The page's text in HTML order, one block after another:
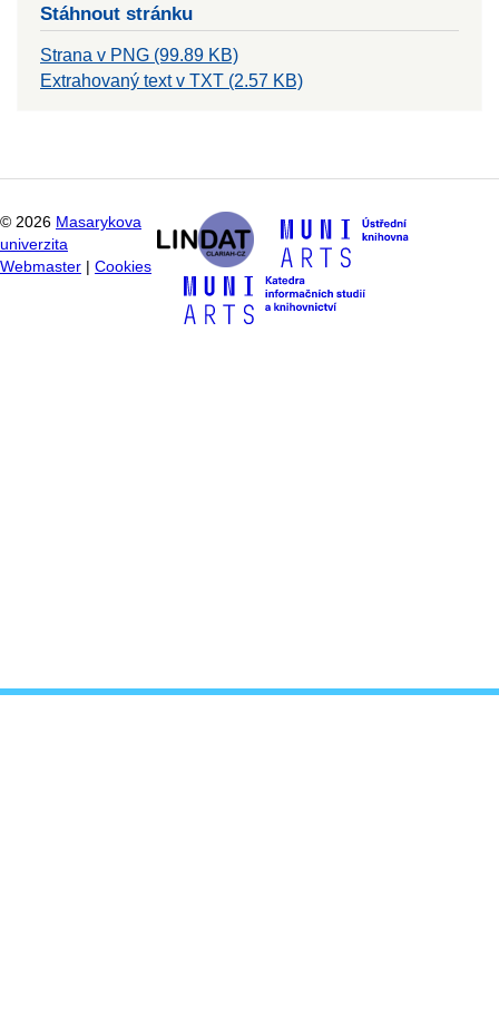
Stáhnout stránku
Strana v PNG (99.89 KB)
Extrahovaný text v TXT (2.57 KB)
© 2026 Masarykova
univerzita
Webmaster
Cookies